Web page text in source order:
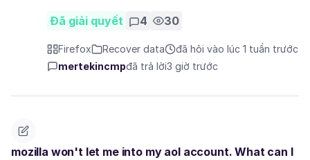
Đã giải quyết 4 30
Firefox Recover data
đã hỏi vào lúc 1 tuần trước
mertekincmpđã trả lời3 giờ trước
mozilla won't let me into my aol account. What can I